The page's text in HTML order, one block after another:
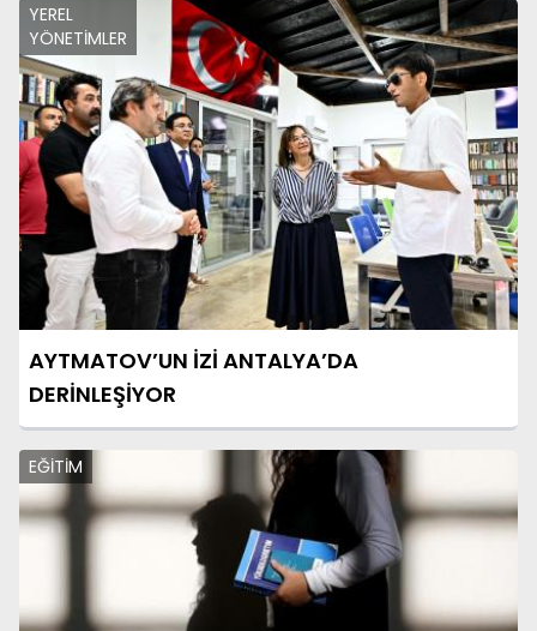
YEREL
YÖNETİMLER
AYTMATOV’UN İZİ ANTALYA’DA
DERİNLEŞİYOR
EĞİTİM